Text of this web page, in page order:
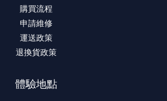
購買流程
申請維修
運送政策
退換貨政策
體驗地點